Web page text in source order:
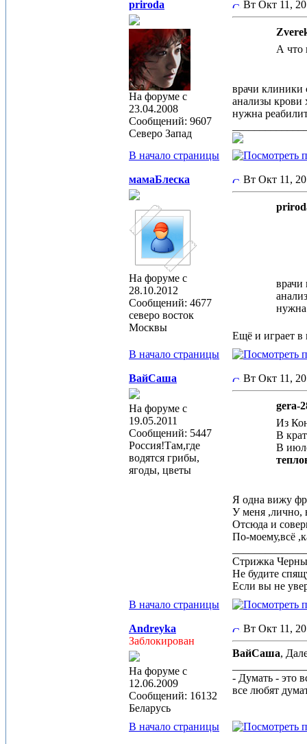
priroda
На форуме с
23.04.2008
Сообщений: 9607
Северо Запад
Вт Окт 11,
А что
врачи клиники
анализы крови
нужна
В начало страницы
мамаБлеска
На форуме с
28.10.2012
Сообщений: 4677
северо восток
Москвы
Вт Окт 11,
врачи
нужна
Ещё и играет в
В начало страницы
ВайСаша
На форуме с
19.05.2011
Сообщений: 5447
Россия!Там,где
водятся грибы,
ягоды, цветы
Вт Окт 11,
gera-
Из
В
В
Я одна вижу
У меня ,лично,
Отсюда и
По-моему,всё
Стрижка
Не будите
Если вы не
В начало страницы
Andreyka
Заблокирован
На форуме с
12.06.2009
Сообщений: 16132
Беларусь
Вт Окт 11,
ВайСаша,
- Думать - это
все любят
В начало страницы